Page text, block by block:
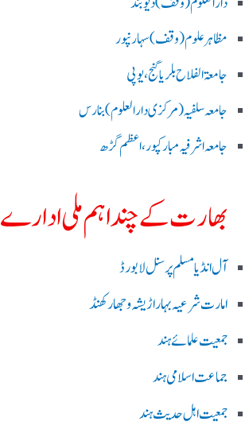
مظاہرعلوم (وقف)سہارنپور
جامعۃ الفلاح بلریاگنج،یوپی
جامعہ سلفیہ(مرکزی دارالعلوم )بنارس
جامعہ اشرفیہ مبارکپور،اعظم گڑھ
بھارت کے چند اہم ملی ادارے
آل انڈیا مسلم پرسنل لا بورڈ
امارت شرعیہ بہار اڑیشہ و جھارکھنڈ
جمعیت علمائے ہند
جماعت اسلامی ہند
جمعیت اہل حدیث ہند